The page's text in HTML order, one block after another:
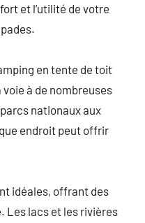
et l’utilité de votre
en tente de toit
à de nombreuses
nationaux aux
endroit peut offrir
idéales, offrant des
Les lacs et les rivières